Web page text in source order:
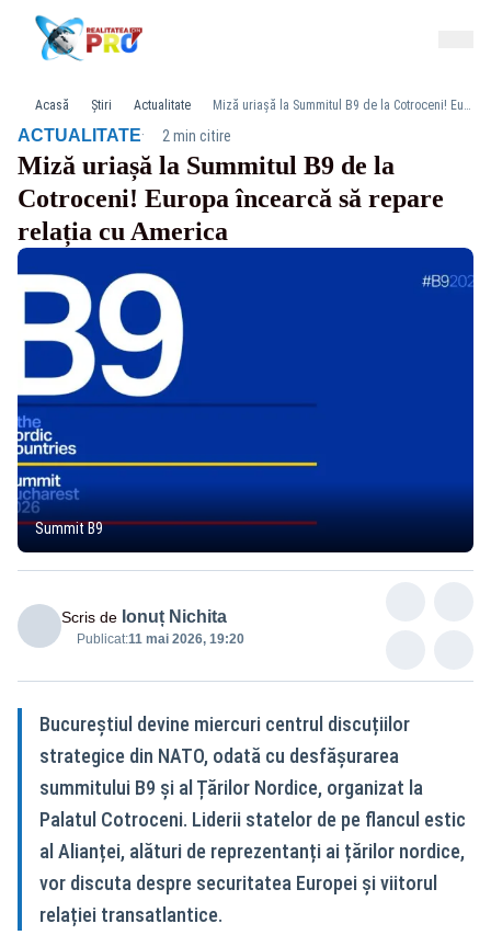
Acasă Știri Actualitate Miză uriașă la Summitul B9 de la Cotroceni! Europa încearcă să repare relația cu America
ACTUALITATE· 2 min citire
Miză uriașă la Summitul B9 de la
Cotroceni! Europa încearcă să repare
relația cu America
Summit B9
Scris de Ionuț Nichita
Publicat:11 mai 2026, 19:20
Bucureștiul devine miercuri centrul discuțiilor
strategice din NATO, odată cu desfășurarea
summitului B9 și al Țărilor Nordice, organizat la
Palatul Cotroceni. Liderii statelor de pe flancul estic
al Alianței, alături de reprezentanți ai țărilor nordice,
vor discuta despre securitatea Europei și viitorul
relației transatlantice.